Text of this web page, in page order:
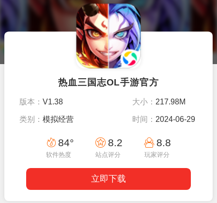
热血三国志OL手游官方
版本：V1.38 大小：217.98M
类别：模拟经营 时间： 2024-06-29
12:20:03
84°
软件热度
8.2
站点评分
8.8
玩家评分
立即下载